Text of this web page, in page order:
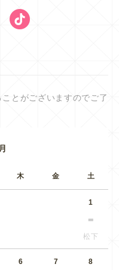
とがございますのでご了
木 金 土
1
松下
6 7 8